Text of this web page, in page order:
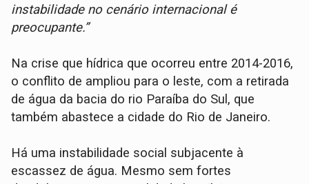
instabilidade no cenário internacional é
preocupante.”
Na crise que hídrica que ocorreu entre 2014-2016,
o conflito de ampliou para o leste, com a retirada
de água da bacia do rio Paraíba do Sul, que
também abastece a cidade do Rio de Janeiro.
Há uma instabilidade social subjacente à
escassez de água. Mesmo sem fortes